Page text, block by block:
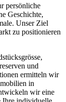
persönliche
Geschichte,
Unser Ziel
zu positionieren
und
ermitteln wir
in
wir eine